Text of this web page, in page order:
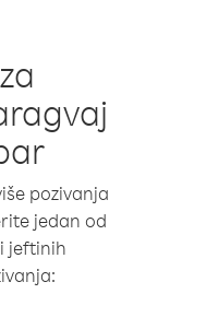
pozivanja
jedan od
jeftinih